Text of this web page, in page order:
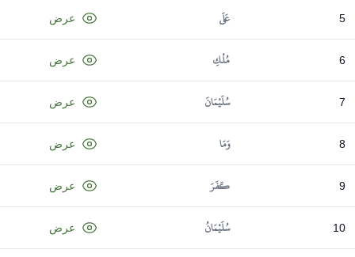
5 عَلَى عرض
6 مُلْكِ عرض
7 سُلَيْمَانَ عرض
8 وَمَا عرض
9 كَفَرَ عرض
10 سُلَيْمَانُ عرض